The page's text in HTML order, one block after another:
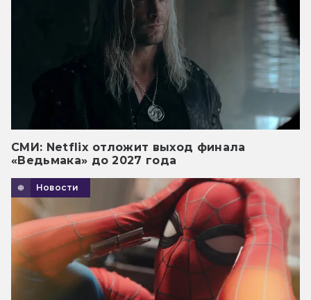
СМИ: Netflix отложит выход финала
«Ведьмака» до 2027 года
Новости